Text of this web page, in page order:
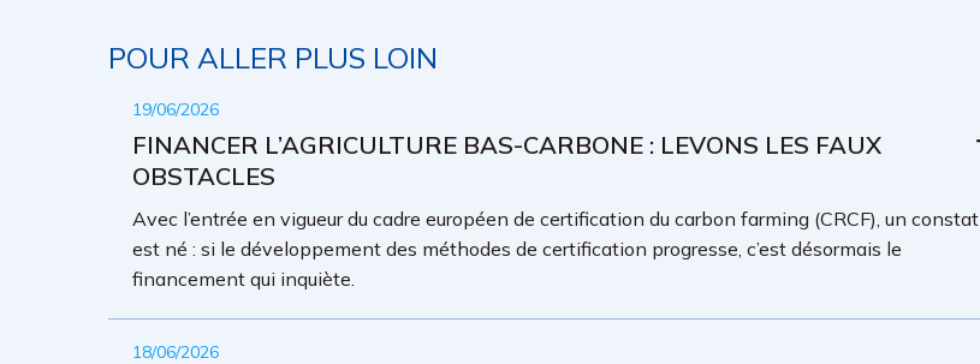
POUR ALLER PLUS LOIN
19/06/2026
FINANCER L’AGRICULTURE BAS-CARBONE : LEVONS LES FAUX
OBSTACLES
Avec l’entrée en vigueur du cadre européen de certification du carbon farming (CRCF), un constat
est né : si le développement des méthodes de certification progresse, c’est désormais le
financement qui inquiète.
18/06/2026